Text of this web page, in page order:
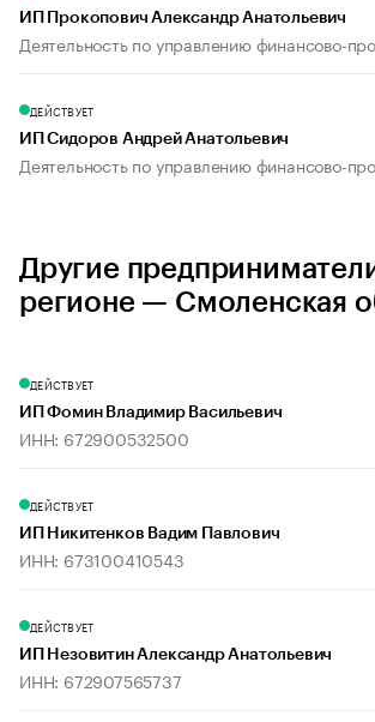
ИП Прокопович Александр Анатольевич
Деятельность по управлению финансово-
ДЕЙСТВУЕТ
ИП Сидоров Андрей Анатольевич
Деятельность по управлению финансово-
Другие
регионе — Смоленская
ДЕЙСТВУЕТ
ИП Фомин Владимир Васильевич
ИНН: 672900532500
ДЕЙСТВУЕТ
ИП Никитенков Вадим Павлович
ИНН: 673100410543
ДЕЙСТВУЕТ
ИП Незовитин Александр Анатольевич
ИНН: 672907565737